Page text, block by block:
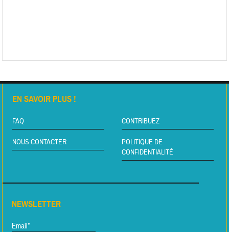
EN SAVOIR PLUS !
FAQ CONTRIBUEZ
NOUS CONTACTER
POLITIQUE DE
CONFIDENTIALITÉ
NEWSLETTER
Email*